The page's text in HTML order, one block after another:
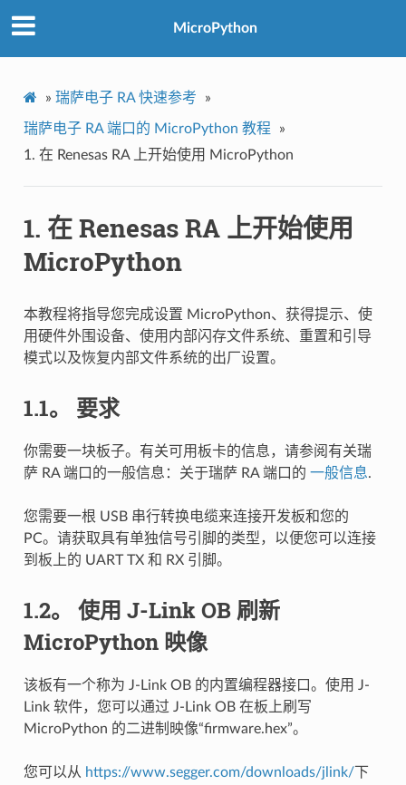
MicroPython
» 瑞萨电子 RA 快速参考 »
瑞萨电子 RA 端口的 MicroPython 教程
»
1. 在 Renesas RA 上开始使用 MicroPython
1. 在 Renesas RA 上开始使用
MicroPython
本教程将指导您完成设置 MicroPython、获得提示、使
用硬件外围设备、使用内部闪存文件系统、重置和引导
模式以及恢复内部文件系统的出厂设置。
1.1。 要求
你需要一块板子。有关可用板卡的信息，请参阅有关瑞
萨 RA 端口的一般信息：关于瑞萨 RA 端口的 一般信息.
您需要一根 USB 串行转换电缆来连接开发板和您的
PC。请获取具有单独信号引脚的类型，以便您可以连接
到板上的 UART TX 和 RX 引脚。
1.2。 使用 J-Link OB 刷新
MicroPython 映像
该板有一个称为 J-Link OB 的内置编程器接口。使用 J-
Link 软件，您可以通过 J-Link OB 在板上刷写
MicroPython 的二进制映像“firmware.hex”。
您可以从 https://www.segger.com/downloads/jlink/下